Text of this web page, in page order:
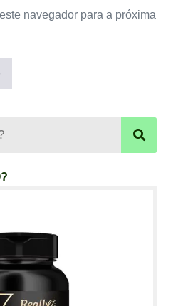
navegador para a próxima